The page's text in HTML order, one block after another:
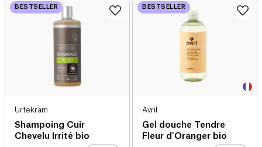
BESTSELLER
Urtekram
Shampoing Cuir
Chevelu Irrité bio
BESTSELLER
Avril
Gel douche Tendre
Fleur d'Oranger bio